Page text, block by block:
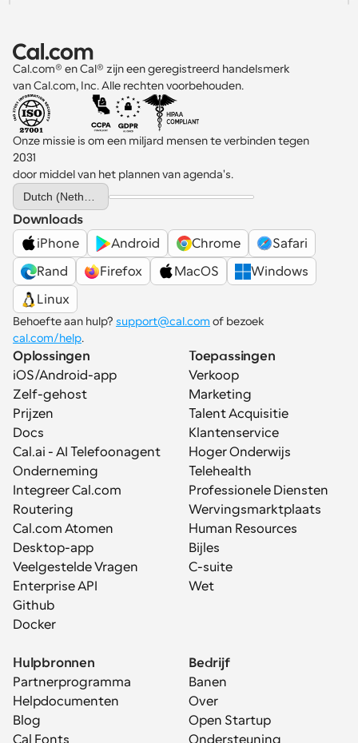
Cal.com® en Cal® zijn een geregistreerd handelsmerk
van Cal.com, Inc. Alle rechten voorbehouden.
Onze missie is om een miljard mensen te verbinden tegen
2031
door middel van het plannen van agenda's.
Select Language
Downloads
iPhone
Android Chrome
Safari
Rand
Firefox MacOS
Windows
Linux
Behoefte aan hulp? support@cal.com
cal.com/help.
Oplossingen
iOS/Android-app
Zelf-gehost
Prijzen
Docs
Cal.ai - AI Telefoonagent
Onderneming
Integreer Cal.com
Routering
Cal.com Atomen
Desktop-app
Veelgestelde Vragen
Enterprise API
Github
Docker
Toepassingen
Verkoop
Marketing
Talent Acquisitie
Klantenservice
Hoger Onderwijs
Telehealth
Professionele Diensten
Wervingsmarktplaats
Human Resources
Bijles
C-suite
Wet
Hulpbronnen
Partnerprogramma
Helpdocumenten
Blog
Cal Fonts
Bedrijf
Banen
Over
Open Startup
Ondersteuning